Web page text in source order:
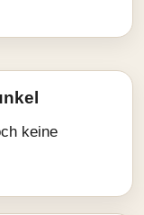
keine